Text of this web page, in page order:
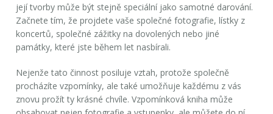
její tvorby může být stejně speciální jako samotné darování.
Začnete tím, že projdete vaše společné fotografie, lístky z
koncertů, společné zážitky na dovolených nebo jiné
památky, které jste během let nasbírali.
Nejenže tato činnost posiluje vztah, protože společně
procházíte vzpomínky, ale také umožňuje každému z vás
znovu prožít ty krásné chvíle. Vzpomínková kniha může